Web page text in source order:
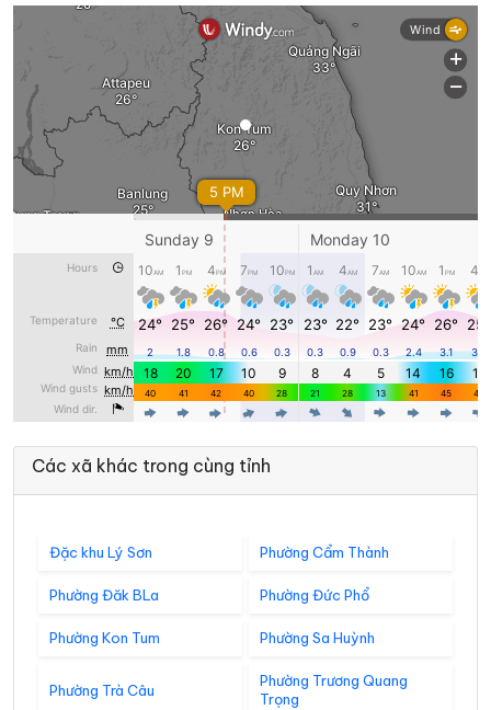
Các xã khác trong cùng tỉnh
Đặc khu Lý Sơn Phường Cẩm Thành
Phường Đăk BLa Phường Đức Phổ
Phường Kon Tum Phường Sa Huỳnh
Phường Trà Câu
Phường Trương Quang
Trọng